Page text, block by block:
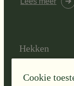
Hekken
gangbare maat
Cookie